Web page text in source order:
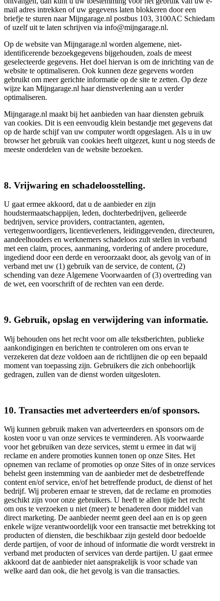
mail adres intrekken of uw gegevens laten blokkeren door een
briefje te sturen naar Mijngarage.nl postbus 103, 3100AC Schiedam
of uzelf uit te laten schrijven via info@mijngarage.nl.
Op de website van Mijngarage.nl worden algemene, niet-
identificerende bezoekgegevens bijgehouden, zoals de meest
geselecteerde gegevens. Het doel hiervan is om de inrichting van de
website te optimaliseren. Ook kunnen deze gegevens worden
gebruikt om meer gerichte informatie op de site te zetten. Op deze
wijze kan Mijngarage.nl haar dienstverlening aan u verder
optimaliseren.
Mijngarage.nl maakt bij het aanbieden van haar diensten gebruik
van cookies. Dit is een eenvoudig klein bestandje met gegevens dat
op de harde schijf van uw computer wordt opgeslagen. Als u in uw
browser het gebruik van cookies heeft uitgezet, kunt u nog steeds de
meeste onderdelen van de website bezoeken.
8. Vrijwaring en schadeloosstelling.
U gaat ermee akkoord, dat u de aanbieder en zijn
houdstermaatschappijen, leden, dochterbedrijven, gelieerde
bedrijven, service providers, contractanten, agenten,
vertegenwoordigers, licentieverleners, leidinggevenden, directeuren,
aandeelhouders en werknemers schadeloos zult stellen in verband
met een claim, proces, aanmaning, vordering of andere procedure,
ingediend door een derde en veroorzaakt door, als gevolg van of in
verband met uw (1) gebruik van de service, de content, (2)
schending van deze Algemene Voorwaarden of (3) overtreding van
de wet, een voorschrift of de rechten van een derde.
9. Gebruik, opslag en verwijdering van informatie.
Wij behouden ons het recht voor om alle tekstberichten, publieke
aankondigingen en berichten te controleren om ons ervan te
verzekeren dat deze voldoen aan de richtlijnen die op een bepaald
moment van toepassing zijn. Gebruikers die zich onbehoorlijk
gedragen, zullen van de dienst worden uitgesloten.
10. Transacties met adverteerders en/of sponsors.
Wij kunnen gebruik maken van adverteerders en sponsors om de
kosten voor u van onze services te verminderen. Als voorwaarde
voor het gebruiken van deze services, stemt u ermee in dat wij
reclame en andere promoties kunnen tonen op onze Sites. Het
opnemen van reclame of promoties op onze Sites of in onze services
behelst geen instemming van de aanbieder met de desbetreffende
content en/of service, en/of het betreffende product, de dienst of het
bedrijf. Wij proberen ernaar te streven, dat de reclame en promoties
geschikt zijn voor onze gebruikers. U heeft te allen tijde het recht
om ons te verzoeken u niet (meer) te benaderen door middel van
direct marketing. De aanbieder neemt geen deel aan en is op geen
enkele wijze verantwoordelijk voor een transactie met betrekking tot
producten of diensten, die beschikbaar zijn gesteld door bedoelde
derde partijen, of voor de inhoud of informatie die wordt verstrekt in
verband met producten of services van derde partijen. U gaat ermee
akkoord dat de aanbieder niet aansprakelijk is voor schade van
welke aard dan ook, die het gevolg is van die transacties.